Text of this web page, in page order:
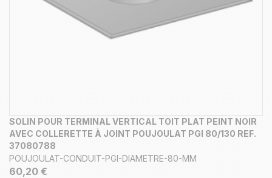
SOLIN POUR TERMINAL VERTICAL TOIT PLAT PEINT NOIR
AVEC COLLERETTE À JOINT POUJOULAT PGI 80/130 REF.
37080788
POUJOULAT-CONDUIT-PGI-DIAMETRE-80-MM
60,20 €